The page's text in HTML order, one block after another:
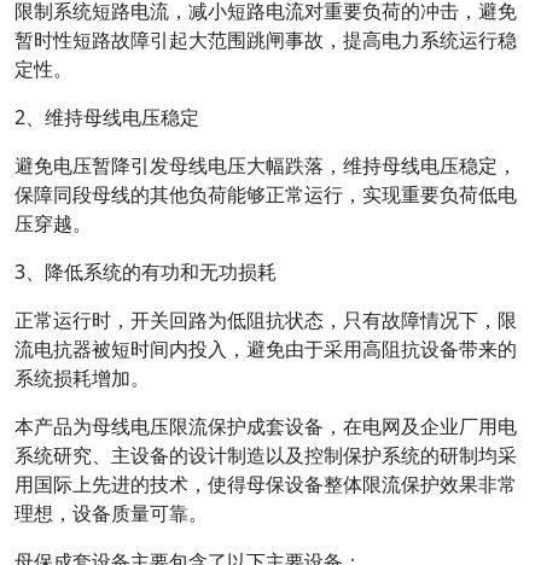
限制系统短路电流，减小短路电流对重要负荷的冲击，避免
暂时性短路故障引起大范围跳闸事故，提高电力系统运行稳
定性。
2、维持母线电压稳定
避免电压暂降引发母线电压大幅跌落，维持母线电压稳定，
保障同段母线的其他负荷能够正常运行，实现重要负荷低电
压穿越。
3、降低系统的有功和无功损耗
正常运行时，开关回路为低阻抗状态，只有故障情况下，限
流电抗器被短时间内投入，避免由于采用高阻抗设备带来的
系统损耗增加。
本产品为母线电压限流保护成套设备，在电网及企业厂用电
系统研究、主设备的设计制造以及控制保护系统的研制均采
用国际上先进的技术，使得母保设备整体限流保护效果非常
理想，设备质量可靠。